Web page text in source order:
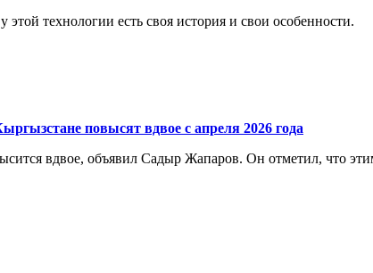
технологии есть своя история и свои особенности.
повысят вдвое с апреля 2026 года
вдвое, объявил Садыр Жапаров. Он отметил, что